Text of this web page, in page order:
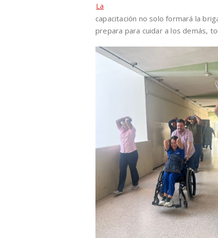
La
capacitación no solo formará la
prepara para cuidar a los demás,